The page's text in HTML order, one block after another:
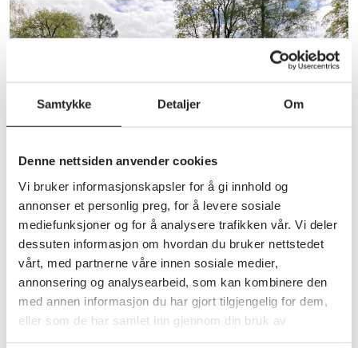
Samtykke Detaljer Om
Denne nettsiden anvender cookies
Vi bruker informasjonskapsler for å gi innhold og
annonser et personlig preg, for å levere sosiale
mediefunksjoner og for å analysere trafikken vår. Vi deler
dessuten informasjon om hvordan du bruker nettstedet
vårt, med partnerne våre innen sosiale medier,
annonsering og analysearbeid, som kan kombinere den
med annen informasjon du har gjort tilgjengelig for dem,
eller som de har samlet inn gjennom din bruk av
Annet
Program 2026 – første halvår:
Gjøvik Pensjonistforening